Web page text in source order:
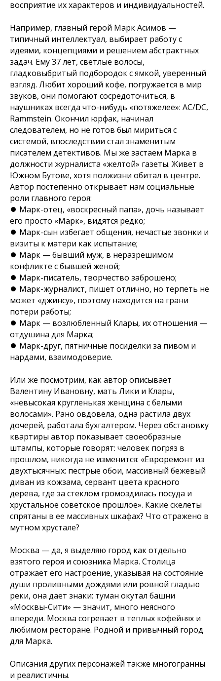
восприятие их характеров и индивидуальностей.
Например, главный герой Марк Асимов —
типичный интеллектуал, выбирает работу с
идеями, концепциями и решением абстрактных
задач. Ему 37 лет, светлые волосы,
гладковыбритый подбородок с ямкой, уверенный
взгляд. Любит хороший кофе, погружается в мир
звуков, они помогают сосредоточиться, в
наушниках всегда что-нибудь «потяжелее»: AC/DC,
Rammstein. Окончил юрфак, начинал
следователем, но не готов был мириться с
системой, впоследствии стал знаменитым
писателем детективов. Мы же застаем Марка в
должности журналиста «желтой» газеты. Живет в
Южном Бутове, хотя полжизни обитал в центре.
Автор постепенно открывает нам социальные
роли главного героя:
⏺ Марк-отец, «воскресный папа», дочь называет
его просто «Марк», видятся редко;
⏺ Марк-сын избегает общения, нечастые звонки и
визиты к матери как испытание;
⏺ Марк — бывший муж, в неразрешимом
конфликте с бывшей женой;
⏺ Марк-писатель, творчество заброшено;
⏺ Марк-журналист, пишет отлично, но терпеть не
может «джинсу», поэтому находится на грани
потери работы;
⏺ Марк — возлюбленный Клары, их отношения —
отдушина для Марка;
⏺ Марк-друг, пятничные посиделки за пивом и
нардами, взаимодоверие.
Или же посмотрим, как автор описывает
Валентину Ивановну, мать Лики и Клары,
«невысокая кругленькая женщина с белыми
волосами». Рано овдовела, одна растила двух
дочерей, работала бухгалтером. Через обстановку
квартиры автор показывает своеобразные
штампы, которые говорят: человек погряз в
прошлом, никогда не изменится: «Евроремонт из
двухтысячных: пестрые обои, массивный бежевый
диван из кожзама, сервант цвета красного
дерева, где за стеклом громоздилась посуда и
хрустальное советское прошлое». Какие скелеты
спрятаны в ее массивных шкафах? Что отражено в
мутном хрустале?
Москва — да, я выделяю город как отдельно
взятого героя и союзника Марка. Столица
отражает его настроение, указывая на состояние
души проливными дождями или ровной гладью
реки, она дает знаки: туман окутал башни
«Москвы-Сити» — значит, много неясного
впереди. Москва согревает в теплых кофейнях и
любимом ресторане. Родной и привычный город
для Марка.
Описания других персонажей также многогранны
и реалистичны.